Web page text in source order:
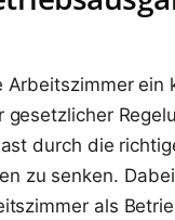
ein
durch die
zu senken.
als